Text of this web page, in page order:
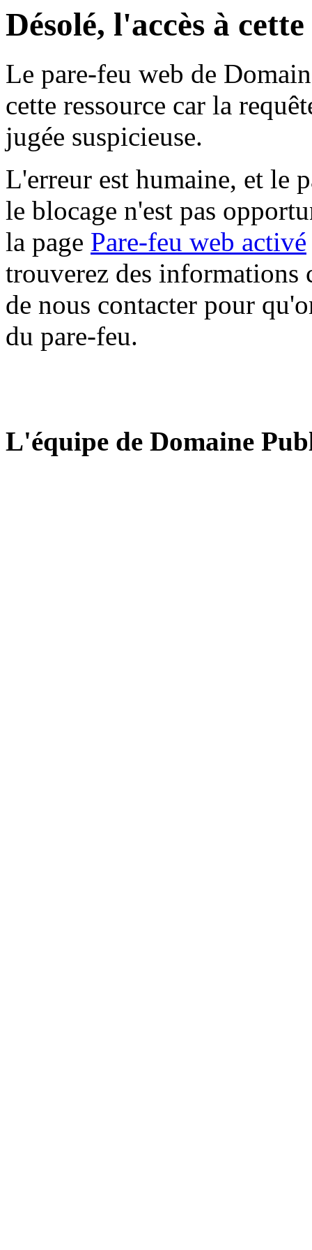
Désolé, l'accès à
Le pare-feu web de
cette ressource car la
jugée suspicieuse.
L'erreur est humaine, et le
le blocage n'est pas
la page Pare-feu web activé
trouverez des informations
de nous contacter pour
du pare-feu.
L'équipe de Domaine